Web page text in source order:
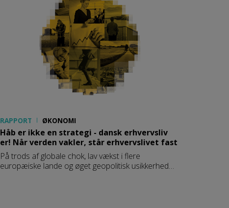
RAPPORT ØKONOMI
Håb er ikke en strategi - dansk erhvervsliv
er! Når verden vakler, står erhvervslivet fast
På trods af globale chok, lav vækst i flere
europæiske lande og øget geopolitisk usikkerhed